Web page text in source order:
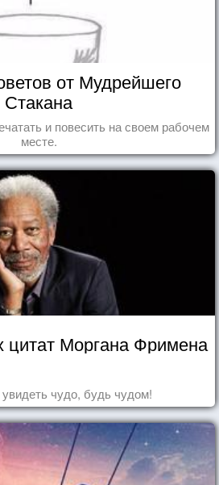
от Мудрейшего
Стакана
и повесить на своем рабочем
месте.
цитат Моргана Фримена
чудо, будь чудом!